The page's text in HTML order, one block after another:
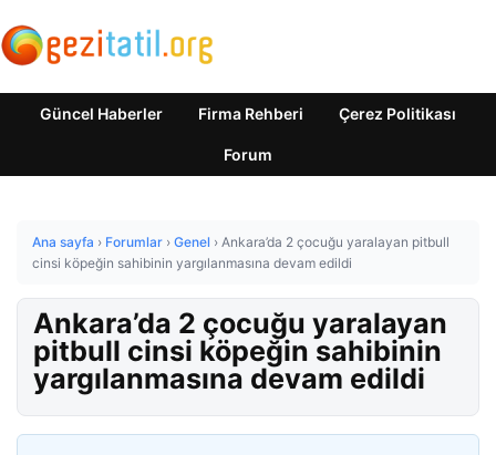
Güncel Haberler Firma Rehberi Çerez Politikası
Forum
Ana sayfa › Forumlar › Genel › Ankara’da 2 çocuğu yaralayan pitbull
cinsi köpeğin sahibinin yargılanmasına devam edildi
Ankara’da 2 çocuğu yaralayan
pitbull cinsi köpeğin sahibinin
yargılanmasına devam edildi